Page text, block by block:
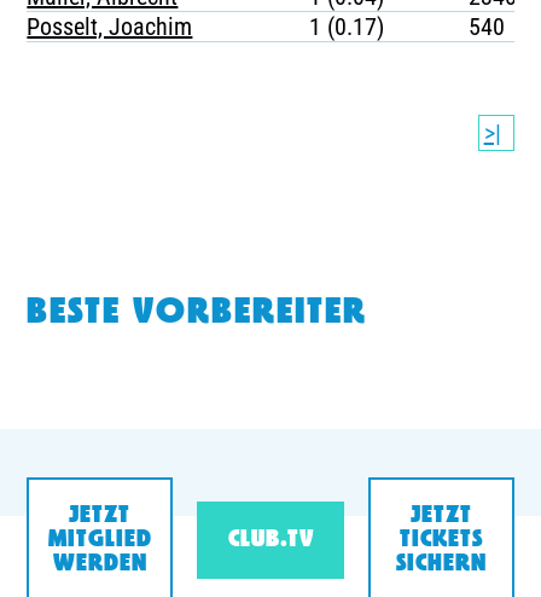
Posselt, Joachim
1 (0.17) 540
>|
BESTE VORBEREITER
JETZT
MITGLIED
WERDEN
CLUB.TV
JETZT
TICKETS
SICHERN